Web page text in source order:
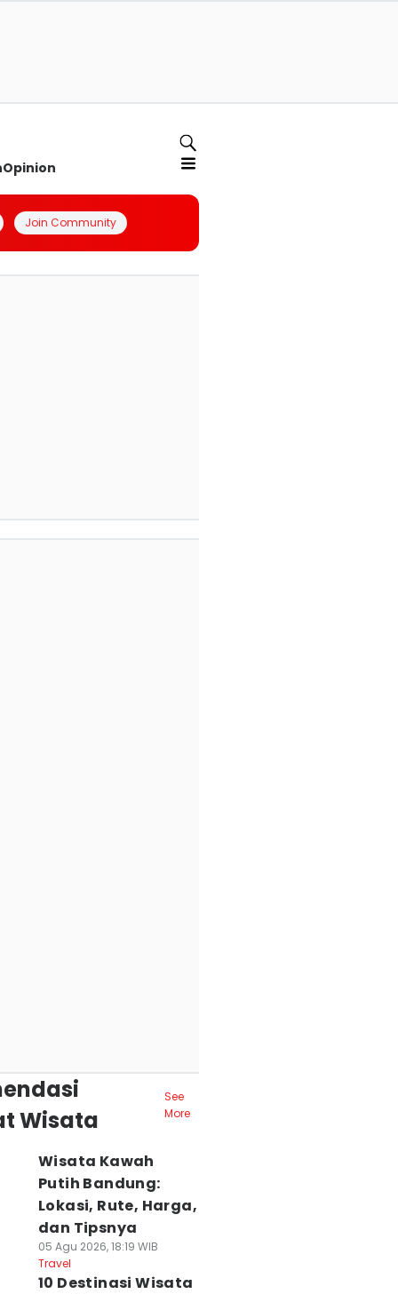
Opinion
Join Community
Wisata
See
More
Wisata Kawah
Putih Bandung:
Lokasi, Rute, Harga,
dan Tipsnya
05 Agu 2026, 18:19 WIB
Travel
10 Destinasi Wisata